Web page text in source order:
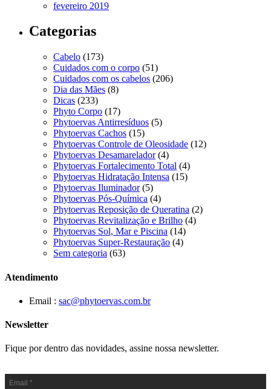
fevereiro 2019
Categorias
Cabelo (173)
Cuidados com o corpo (51)
Cuidados com os cabelos (206)
Dia das Mães (8)
Dicas (233)
Phyto Corpo (17)
Phytoervas Antirresíduos (5)
Phytoervas Cachos (15)
Phytoervas Controle de Oleosidade (12)
Phytoervas Desamarelador(4)
Phytoervas Fortalecimento Total (4)
Phytoervas Hidratação Intensa (15)
Phytoervas Iluminador(5)
Phytoervas Pós-Química (4)
Phytoervas Reposição de Queratina (2)
Phytoervas Revitalização e Brilho (4)
Phytoervas Sol, Mar e Piscina (14)
Phytoervas Super-Restauração (4)
Sem categoria (63)
Atendimento
Email : sac@phytoervas.com.br
Newsletter
Fique por dentro das novidades, assine nossa newsletter.